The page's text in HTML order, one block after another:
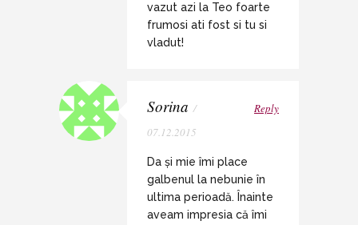
vazut azi la Teo foarte
frumosi ati fost si tu si
vladut!
Sorina /
07.12.2015
Reply
Da și mie îmi place
galbenul la nebunie în
ultima perioadă. Înainte
aveam impresia că îmi